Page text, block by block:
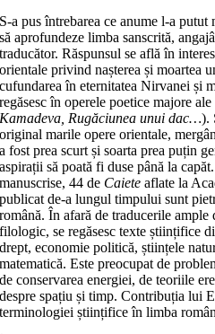
S-a pus întrebarea ce anume l-a
să aprofundeze limba sanscrită,
traducător. Răspunsul se află în
orientale privind nașterea și moartea
cufundarea în eternitatea Nirvanei și
regăsesc în operele poetice majore
Kamadeva, Rugăciunea unui dac…).
original marile opere orientale,
a fost prea scurt și soarta prea puțin
aspirații să poată fi duse până la
manuscrise, 44 de Caiete aflate la
publicat de-a lungul timpului sunt
română. În afară de traducerile
filologic, se regăsesc texte științifice
drept, economie politică, științele
matematică. Este preocupat de
de conservarea energiei, de teoriile
despre spațiu și timp. Contribuția lui
terminologiei științifice în limba